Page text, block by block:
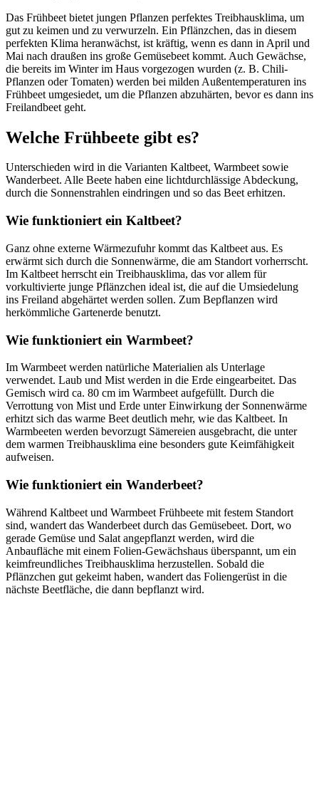
Das Frühbeet bietet jungen Pflanzen perfektes Treibhausklima, um
gut zu keimen und zu verwurzeln. Ein Pflänzchen, das in diesem
perfekten Klima heranwächst, ist kräftig, wenn es dann in April und
Mai nach draußen ins große Gemüsebeet kommt. Auch Gewächse,
die bereits im Winter im Haus vorgezogen wurden (z. B. Chili-
Pflanzen oder Tomaten) werden bei milden Außentemperaturen ins
Frühbeet umgesiedet, um die Pflanzen abzuhärten, bevor es dann ins
Freilandbeet geht.
Welche Frühbeete gibt es?
Unterschieden wird in die Varianten Kaltbeet, Warmbeet sowie
Wanderbeet. Alle Beete haben eine lichtdurchlässige Abdeckung,
durch die Sonnenstrahlen eindringen und so das Beet erhitzen.
Wie funktioniert ein Kaltbeet?
Ganz ohne externe Wärmezufuhr kommt das Kaltbeet aus. Es
erwärmt sich durch die Sonnenwärme, die am Standort vorherrscht.
Im Kaltbeet herrscht ein Treibhausklima, das vor allem für
vorkultivierte junge Pflänzchen ideal ist, die auf die Umsiedelung
ins Freiland abgehärtet werden sollen. Zum Bepflanzen wird
herkömmliche Gartenerde benutzt.
Wie funktioniert ein Warmbeet?
Im Warmbeet werden natürliche Materialien als Unterlage
verwendet. Laub und Mist werden in die Erde eingearbeitet. Das
Gemisch wird ca. 80 cm im Warmbeet aufgefüllt. Durch die
Verrottung von Mist und Erde unter Einwirkung der Sonnenwärme
erhitzt sich das warme Beet deutlich mehr, wie das Kaltbeet. In
Warmbeeten werden bevorzugt Sämereien ausgebracht, die unter
dem warmen Treibhausklima eine besonders gute Keimfähigkeit
aufweisen.
Wie funktioniert ein Wanderbeet?
Während Kaltbeet und Warmbeet Frühbeete mit festem Standort
sind, wandert das Wanderbeet durch das Gemüsebeet. Dort, wo
gerade Gemüse und Salat angepflanzt werden, wird die
Anbaufläche mit einem Folien-Gewächshaus überspannt, um ein
keimfreundliches Treibhausklima herzustellen. Sobald die
Pflänzchen gut gekeimt haben, wandert das Foliengerüst in die
nächste Beetfläche, die dann bepflanzt wird.